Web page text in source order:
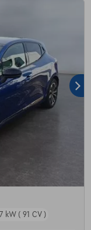
kW ( 91 CV )